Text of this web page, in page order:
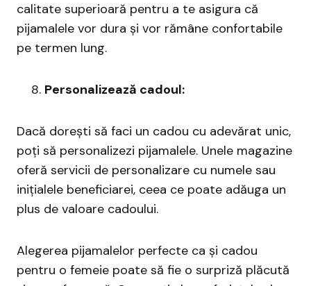
calitate superioară pentru a te asigura că
pijamalele vor dura și vor rămâne confortabile
pe termen lung.
Personalizează cadoul:
Dacă dorești să faci un cadou cu adevărat unic,
poți să personalizezi pijamalele. Unele magazine
oferă servicii de personalizare cu numele sau
inițialele beneficiarei, ceea ce poate adăuga un
plus de valoare cadoului.
Alegerea pijamalelor perfecte ca și cadou
pentru o femeie poate să fie o surpriză plăcută